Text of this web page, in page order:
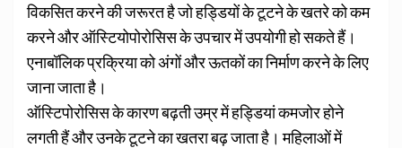
विकसित करने की जरूरत है जो हड्डियों के टूटने के खतरे को कम
करने और ऑस्टियोपोरोसिस के उपचार में उपयोगी हो सकते हैं।
एनाबॉलिक प्रक्रिया को अंगों और ऊतकों का निर्माण करने के लिए
जाना जाता है।
ऑस्टिपोरोसिस के कारण बढ़ती उम्र में हड्डियां कमजोर होने
लगती हैं और उनके टूटने का खतरा बढ़ जाता है। महिलाओं में